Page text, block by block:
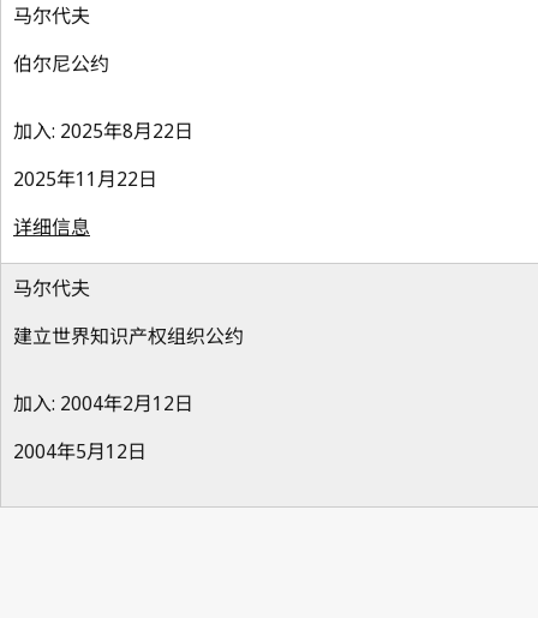
马尔代夫
伯尔尼公约
加入: 2025年8月22日
2025年11月22日
详细信息
马尔代夫
建立世界知识产权组织公约
加入: 2004年2月12日
2004年5月12日